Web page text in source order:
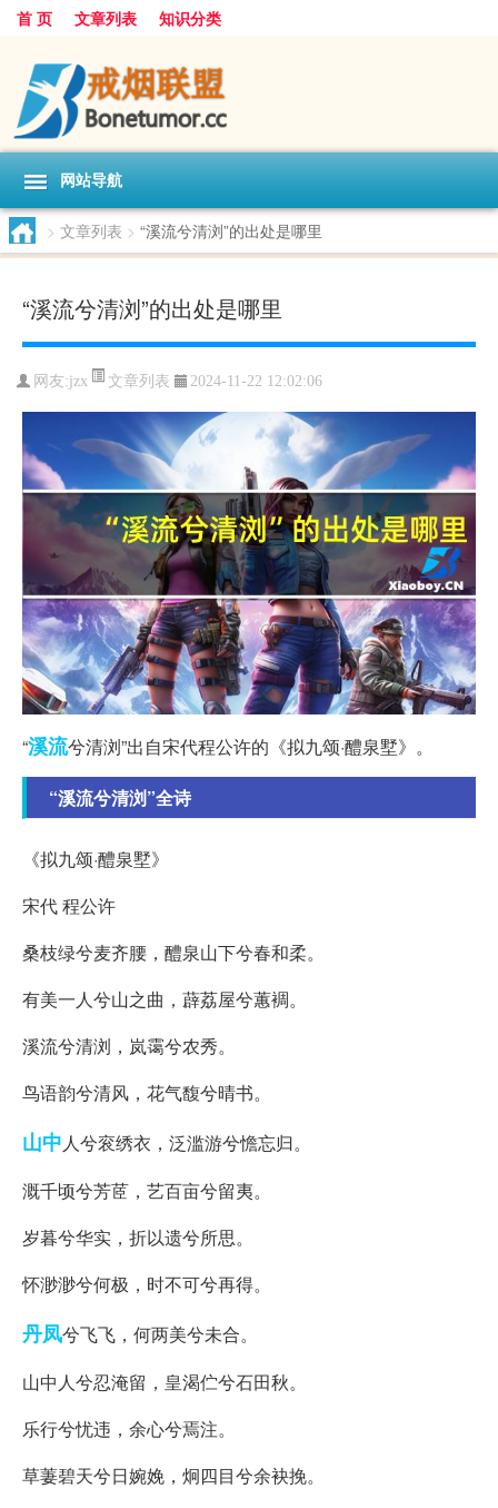
首 页 文章列表 知识分类
网站导航
> 文章列表 > “溪流兮清浏”的出处是哪里
“溪流兮清浏”的出处是哪里
网友:jzx 文章列表 2024-11-22 12:02:06
“溪流兮清浏”出自宋代程公许的《拟九颂·醴泉墅》。
“溪流兮清浏”全诗
《拟九颂·醴泉墅》
宋代 程公许
桑枝绿兮麦齐腰，醴泉山下兮春和柔。
有美一人兮山之曲，薜荔屋兮蕙裯。
溪流兮清浏，岚霭兮农秀。
鸟语韵兮清风，花气馥兮晴书。
山中人兮衮绣衣，泛滥游兮憺忘归。
溉千顷兮芳茝，艺百亩兮留夷。
岁暮兮华实，折以遗兮所思。
怀渺渺兮何极，时不可兮再得。
丹凤兮飞飞，何两美兮未合。
山中人兮忍淹留，皇渴伫兮石田秋。
乐行兮忧违，余心兮焉注。
草萋碧天兮日婉娩，炯四目兮余袂挽。